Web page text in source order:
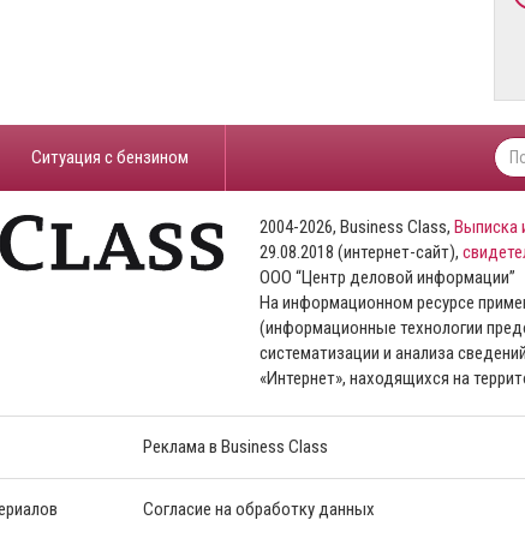
​Ситуация с бензином
2004-2026, Business Class, Выписка
29.08.2018 (интернет-сайт),
ООО “Центр деловой информации”
На информационном ресурсе
(информационные технологии
систематизации и анализа
«Интернет», находящихся на
Реклама в Business Class
Согласие на обработку данных